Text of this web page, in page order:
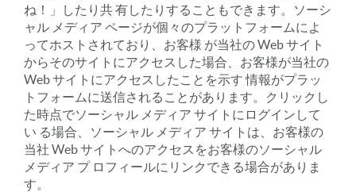
ね！」したり共 有したりすることもできます。ソーシ
ャル メディア ページが個々のプラットフォームによ
ってホストされており、お客様 が当社の Web サイト
からそのサイトにアクセスした場合、お客様が当社の
Web サイトにアクセスしたことを示す 情報がプラッ
トフォームに送信されることがあります。クリックし
た時点でソーシャル メディア サイトにログインして
い る場合、ソーシャル メディア サイトは、お客様の
当社 Web サイトへのアクセスをお客様のソーシャル
メディア プ ロフィールにリンクできる場合がありま
す。